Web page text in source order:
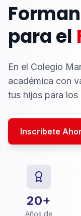
para el
En el Colegio
académica con
tus hijos para los
Inscríbete
20+
Años de